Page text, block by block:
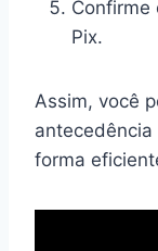
Confirme
Pix.
Assim, você
forma